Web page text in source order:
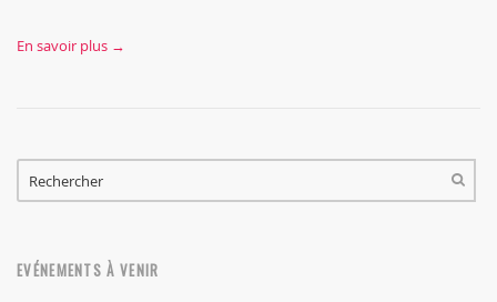
En savoir plus →
FORMULAIRE DE RECHERCHE
EVÉNEMENTS À VENIR